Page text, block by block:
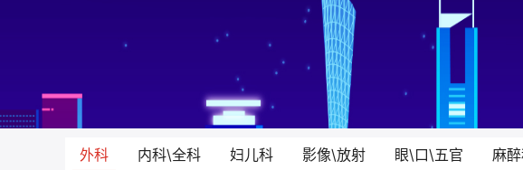
外科 内科\全科 妇儿科 影像\放射 眼\口\五官 麻